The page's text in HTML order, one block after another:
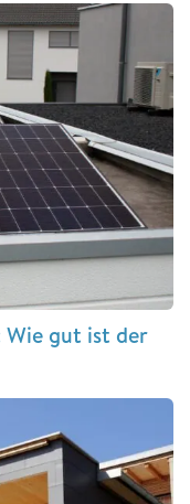
Wie gut ist der